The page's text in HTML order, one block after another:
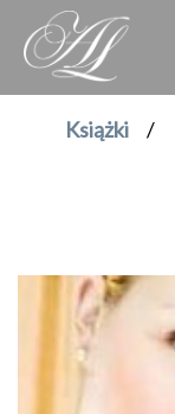
Książki /